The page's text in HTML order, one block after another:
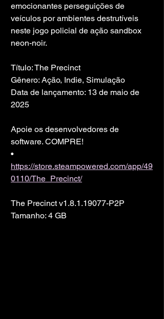
emocionantes perseguições de
veículos por ambientes destrutíveis
neste jogo policial de ação sandbox
neon-noir.
Título: The Precinct
Gênero: Ação, Indie, Simulação
Data de lançamento: 13 de maio de
2025
Apoie os desenvolvedores de
software. COMPRE!
•
https://store.steampowered.com/app/49
0110/The_Precinct/
The Precinct v1.8.1.19077-P2P
Tamanho: 4 GB